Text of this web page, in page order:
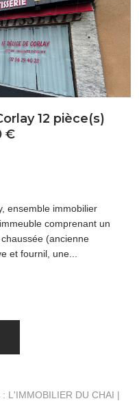
12 pièce(s)
€
ensemble immobilier
comprenant un
(ancienne
et fournil, une...
L'IMMOBILIER DU CHAI |